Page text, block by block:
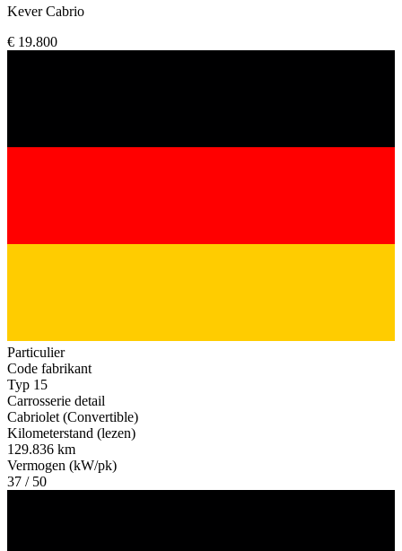
Kever Cabrio
€ 19.800
Particulier
Code fabrikant
Typ 15
Carrosserie detail
Cabriolet (Convertible)
Kilometerstand (lezen)
129.836 km
Vermogen (kW/pk)
37 / 50